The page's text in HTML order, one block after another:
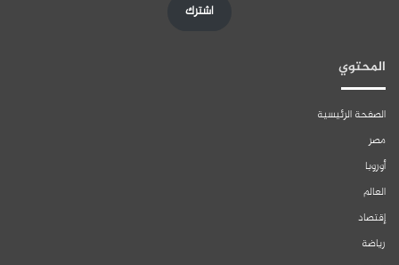
اشترك
المحتوي
الصفحة الرئيسية
مصر
أوروبا
العالم
إقتصاد
رياضة